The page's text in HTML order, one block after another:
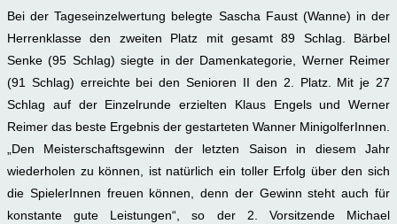
Bei der Tageseinzelwertung belegte Sascha Faust (Wanne) in der
Herrenklasse den zweiten Platz mit gesamt 89 Schlag. Bärbel
Senke (95 Schlag) siegte in der Damenkategorie, Werner Reimer
(91 Schlag) erreichte bei den Senioren II den 2. Platz. Mit je 27
Schlag auf der Einzelrunde erzielten Klaus Engels und Werner
Reimer das beste Ergebnis der gestarteten Wanner MinigolferInnen.
„Den Meisterschaftsgewinn der letzten Saison in diesem Jahr
wiederholen zu können, ist natürlich ein toller Erfolg über den sich
die SpielerInnen freuen können, denn der Gewinn steht auch für
konstante gute Leistungen“, so der 2. Vorsitzende Michael